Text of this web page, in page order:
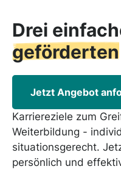
Drei
geförderten
Jetzt Angebot
Karriereziele zum
Weiterbildung -
situationsgerecht.
persönlich und